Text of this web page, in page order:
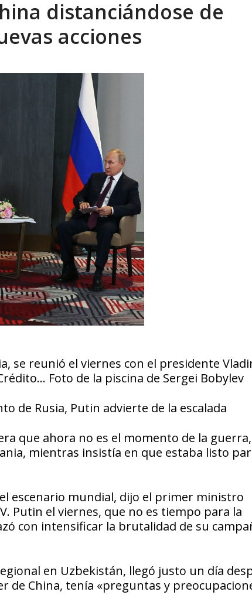
apagones y promesas incumplidas... AGOSTO 6, 2026
distanciándose de
acciones
se reunió el viernes con el presidente
Foto de la piscina de Sergei Bobylev
de Rusia, Putin advierte de la escalada
que ahora no es el momento de la guerra,
mientras insistía en que estaba listo
escenario mundial, dijo el primer ministro
Putin el viernes, que no es tiempo para la
con intensificar la brutalidad de su
en Uzbekistán, llegó justo un día
de China, tenía «preguntas y